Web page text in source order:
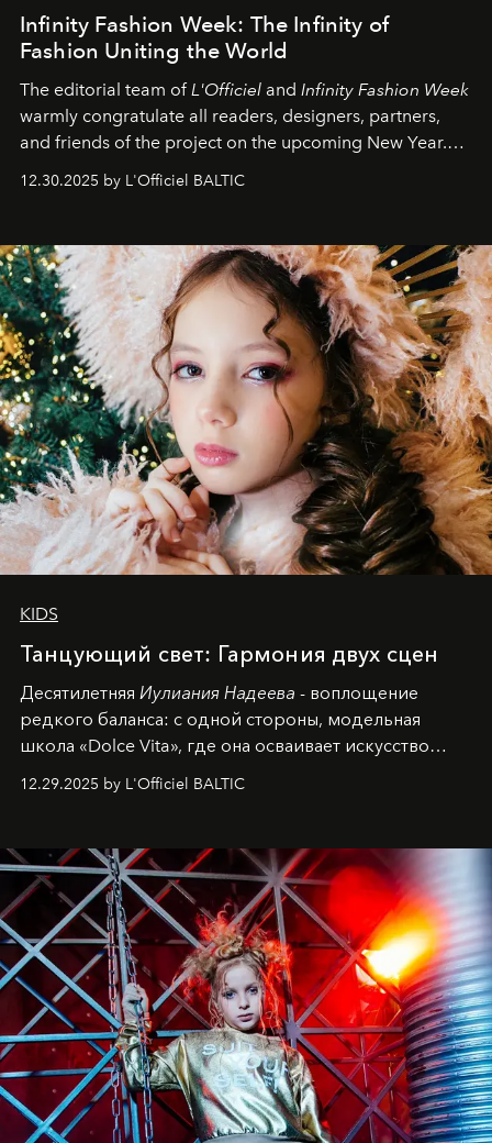
Infinity Fashion Week: The Infinity of
Fashion Uniting the World
The editorial team ofL'Officiel and Infinity Fashion Week
warmly congratulate all readers, designers, partners,
and friends of the project on the upcoming New Year.
May 2026 bring growth, inspiration, bold ideas, and new
achievements.
12.30.2025 by L'Officiel BALTIC
KIDS
Танцующий свет: Гармония двух сцен
Десятилетняя Иулиания Надеева - воплощение
редкого баланса: с одной стороны, модельная
школа «Dolce Vita», где она осваивает искусство
позы и образа, с другой - подготовительная
балетная студия при хореографическом училище,
танцевального пути за плечами.
12.29.2025 by L'Officiel BALTIC